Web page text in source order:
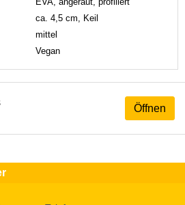
ca. 4,5 cm, Keil
mittel
Vegan
Öffnen